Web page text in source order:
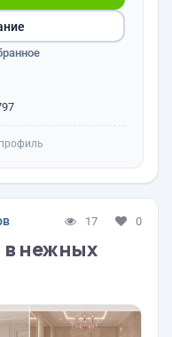
17 0
в нежных